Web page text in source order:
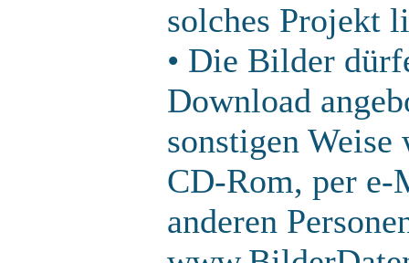
solches Projekt
• Die Bilder
Download
sonstigen
CD-Rom, per e-
anderen